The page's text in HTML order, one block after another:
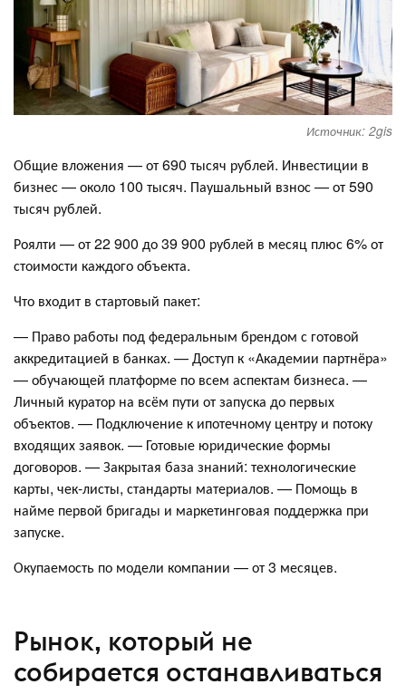
Источник: 2gis
Общие вложения — от 690 тысяч рублей. Инвестиции в
бизнес — около 100 тысяч. Паушальный взнос — от 590
тысяч рублей.
Роялти — от 22 900 до 39 900 рублей в месяц плюс 6% от
стоимости каждого объекта.
Что входит в стартовый пакет:
— Право работы под федеральным брендом с готовой
аккредитацией в банках. — Доступ к «Академии партнёра»
— обучающей платформе по всем аспектам бизнеса. —
Личный куратор на всём пути от запуска до первых
объектов. — Подключение к ипотечному центру и потоку
входящих заявок. — Готовые юридические формы
договоров. — Закрытая база знаний: технологические
карты, чек-листы, стандарты материалов. — Помощь в
найме первой бригады и маркетинговая поддержка при
запуске.
Окупаемость по модели компании — от 3 месяцев.
Рынок, который не
собирается останавливаться